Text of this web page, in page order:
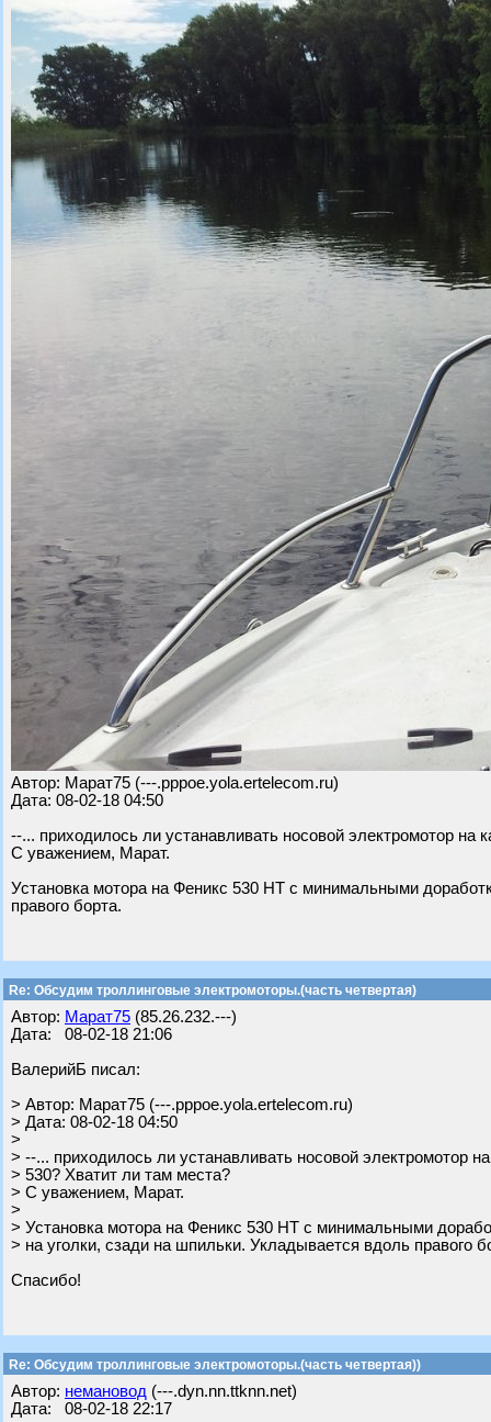
Автор: Марат75 (---.pppoe.yola.ertelecom.ru)
Дата: 08-02-18 04:50
--... приходилось ли устанавливать носовой электромотор на
С уважением, Марат.
Установка мотора на Феникс 530 НТ с минимальными
правого борта.
Re: Обсудим троллинговые электромоторы.(часть четвертая)
Автор: Марат75 (85.26.232.---)
Дата: 08-02-18 21:06
ВалерийБ писал:
> Автор: Марат75 (---.pppoe.yola.ertelecom.ru)
> Дата: 08-02-18 04:50
>
> --... приходилось ли устанавливать носовой электромотор
> 530? Хватит ли там места?
> С уважением, Марат.
>
> Установка мотора на Феникс 530 НТ с минимальными
> на уголки, сзади на шпильки. Укладывается вдоль правого
Спасибо!
Re: Обсудим троллинговые электромоторы.(часть четвертая))
Автор: немановод (---.dyn.nn.ttknn.net)
Дата: 08-02-18 22:17